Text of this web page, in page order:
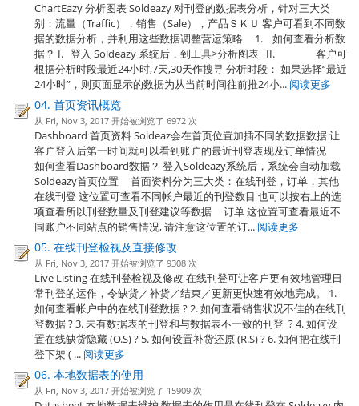
ChartEazy 分析图表 Soldeazy 对刊登的数据表分析，针对三大类
别：流量（Traffic），销售（Sale），产品ＳＫＵ 客户可看到不同数
据的数据分析，并利用这些数据调整营运策略 1. 如何查看分析数
据？ I. 登入 Soldeazy 系统后，到工具>分析图表 II. 客户可
根据分析时段最近24小时,7天,30天作搜寻 分析时段： 如果选择“最近
24小时”，则页面显示的数据为从当前时间往前推24小... 阅读更多
04. 首页资讯概览
从 Fri, Nov 3, 2017 开始被浏览了 6972 次
Dashboard 首页资料 Soldeaz会在首页位置加插不同的数据数据 让
客户登入后第一时间就可以看到账户的最近刊登表现及订单情况
如何查看Dashboard数据？ 登入Soldeazy系统后，系统会自动加载
Soldeazy首页位置 首面资料分为三大类：在线刊登，订单，其他
在线刊登 这位置可查看不同帐户最近的刊登数目 也可以按右上的选
项查看所以刊登数量及刊登建议等数据 订单 这位置可查看最近不
同账户不同站点的销售情况, 请注意这位置的订... 阅读更多
05. 在线刊登检视及直接修改
从 Fri, Nov 3, 2017 开始被浏览了 9308 次
Live Listing 在线刊登检视及修改 在线刊登可让客户更有效地管理日
常刊登的运作，令缺货／补货／结束／更新更快速有效地完成。 1.
如何查看帐户中的在线刊登数据 ? 2. 如何查看销售状况不佳的在线刊
登数据 ? 3. 未有数据表的刊登和与数据表不一致的刊登 ? 4. 如何设
置在线缺货隐藏 (O.S) ? 5. 如何设置补货还原 (R.S) ? 6. 如何把在线刊
登下架 ( ... 阅读更多
06. 本地数据表的使用
从 Fri, Nov 3, 2017 开始被浏览了 15909 次